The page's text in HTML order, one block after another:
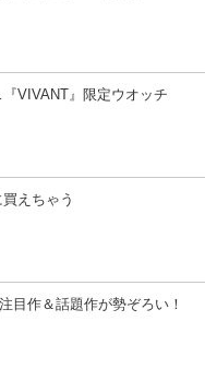
VIVANT』限定ウオッチ
えちゃう
目作＆話題作が勢ぞろい！